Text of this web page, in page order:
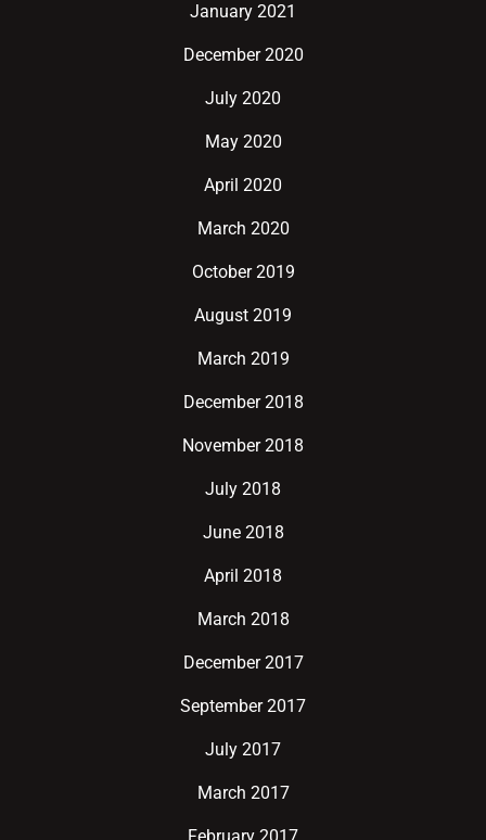
January 2021
December 2020
July 2020
May 2020
April 2020
March 2020
October 2019
August 2019
March 2019
December 2018
November 2018
July 2018
June 2018
April 2018
March 2018
December 2017
September 2017
July 2017
March 2017